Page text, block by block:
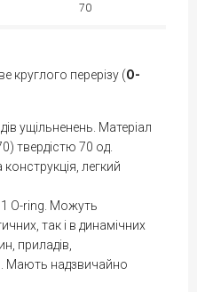
70
круглого перерізу (O-
ущільненень. Матеріал
твердістю 70 од.
легкий
O-ring. Можуть
так і в динамічних
приладів,
Мають надзвичайно